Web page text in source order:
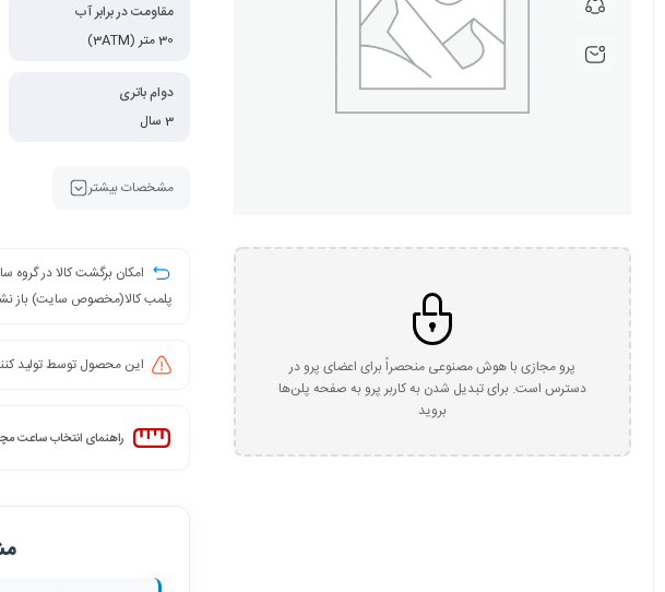
پرو مجازی با هوش مصنوعی منحصراً برای اعضای پرو در
دسترس است. برای تبدیل شدن به کاربر پرو به صفحه پلن‌ها
بروید
مقاومت در برابر آب
30 متر (3ATM)
دوام باتری
3 سال
مشخصات بیشتر
امکان برگشت کالا در
پلمب کالا(مخصوص سایت) باز
این محصول توسط تولید
راهنمای انتخاب ساعت